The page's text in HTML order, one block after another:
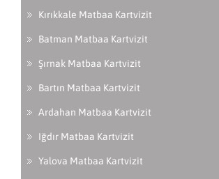
Kırıkkale Matbaa Kartvizit
Batman Matbaa Kartvizit
Şırnak Matbaa Kartvizit
Bartın Matbaa Kartvizit
Ardahan Matbaa Kartvizit
Iğdır Matbaa Kartvizit
Yalova Matbaa Kartvizit